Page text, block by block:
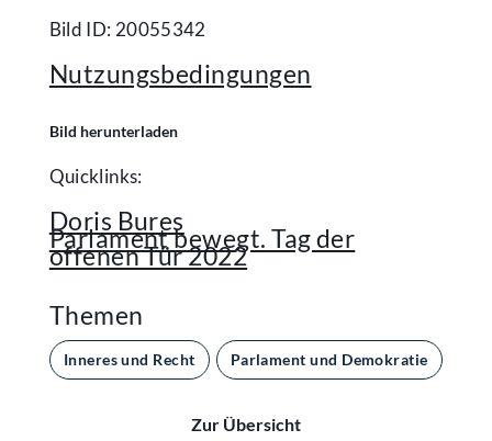
Bild ID: 20055342
Nutzungsbedingungen
Bild herunterladen
Quicklinks:
Doris Bures
Parlament bewegt. Tag der
offenen Tür 2022
Themen
Inneres und Recht Parlament und Demokratie
Zur Übersicht